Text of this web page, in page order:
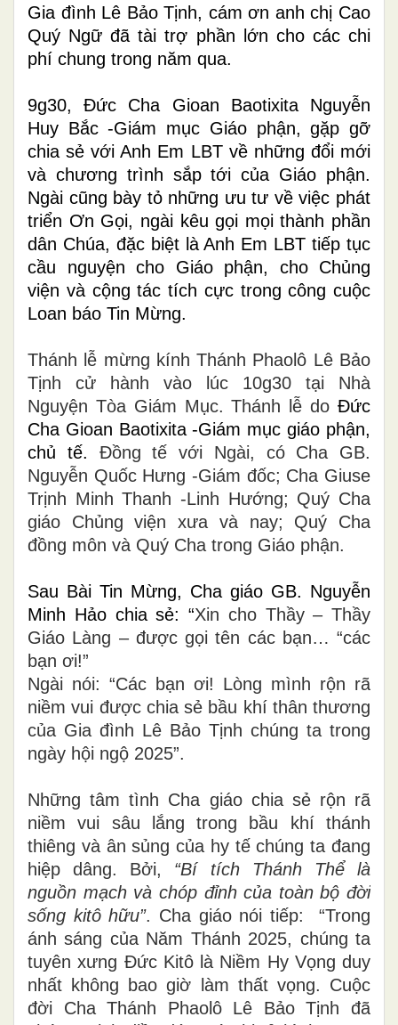
Gia đình Lê Bảo Tịnh, cám ơn anh chị Cao
Quý Ngữ đã tài trợ phần lớn cho các chi
phí chung trong năm qua.
9g30, Đức Cha Gioan Baotixita Nguyễn
Huy Bắc -Giám mục Giáo phận, gặp gỡ
chia sẻ với Anh Em LBT về những đổi mới
và chương trình sắp tới của Giáo phận.
Ngài cũng bày tỏ những ưu tư về việc phát
triển Ơn Gọi, ngài kêu gọi mọi thành phần
dân Chúa, đặc biệt là Anh Em LBT tiếp tục
cầu nguyện cho Giáo phận, cho Chủng
viện và cộng tác tích cực trong công cuộc
Loan báo Tin Mừng.
Thánh lễ mừng kính Thánh Phaolô Lê Bảo
Tịnh cử hành vào lúc 10g30 tại Nhà
Nguyện Tòa Giám Mục. Thánh lễ do Đức
Cha Gioan Baotixita -Giám mục giáo phận,
chủ tế. Đồng tế với Ngài, có Cha GB.
Nguyễn Quốc Hưng -Giám đốc; Cha Giuse
Trịnh Minh Thanh -Linh Hướng; Quý Cha
giáo Chủng viện xưa và nay; Quý Cha
đồng môn và Quý Cha trong Giáo phận.
Sau Bài Tin Mừng, Cha giáo GB. Nguyễn
Minh Hảo chia sẻ: “Xin cho Thầy – Thầy
Giáo Làng – được gọi tên các bạn… “các
bạn ơi!”
Ngài nói: “Các bạn ơi! Lòng mình rộn rã
niềm vui được chia sẻ bầu khí thân thương
của Gia đình Lê Bảo Tịnh chúng ta trong
ngày hội ngộ 2025”.
Những tâm tình Cha giáo chia sẻ rộn rã
niềm vui sâu lắng trong bầu khí thánh
thiêng và ân sủng của hy tế chúng ta đang
hiệp dâng. Bởi, “Bí tích Thánh Thể là
nguồn mạch và chóp đỉnh của toàn bộ đời
sống kitô hữu”. Cha giáo nói tiếp: “Trong
ánh sáng của Năm Thánh 2025, chúng ta
tuyên xưng Đức Kitô là Niềm Hy Vọng duy
nhất không bao giờ làm thất vọng. Cuộc
đời Cha Thánh Phaolô Lê Bảo Tịnh đã